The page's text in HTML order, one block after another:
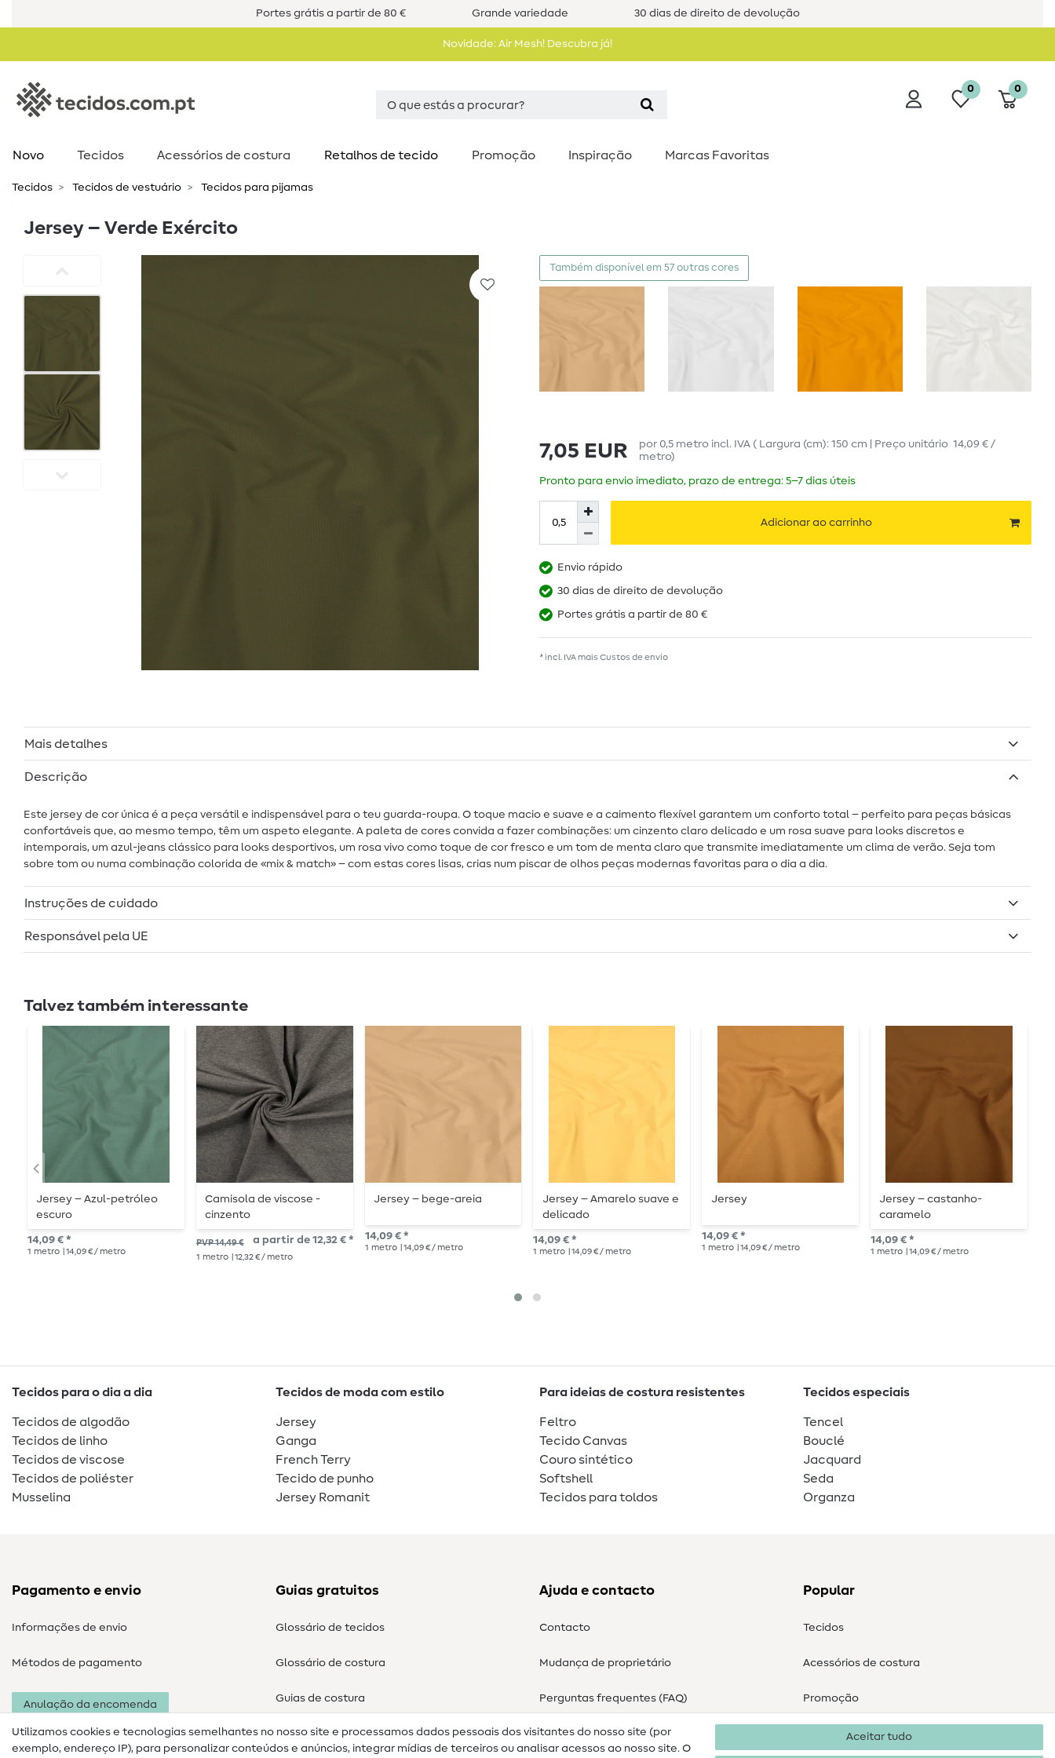
Portes grátis a partir de 80 € Grande variedade 30 dias de direito de devolução
Novidade: Air Mesh! Descubra já!
0 0
Novo Tecidos Acessórios de costura​ Retalhos de tecido Promoção Inspiração Marcas Favoritas
Tecidos Tecidos de vestuário Tecidos para pijamas
Jersey – Verde Exército
Também disponível em 57 outras cores
7,05 EUR por 0,5 metro incl. IVA ( Largura (cm): 150 cm | Preço unitário 14,09 € /
metro)
Pronto para envio imediato, prazo de entrega: 5–7 dias úteis
Adicionar ao carrinho
Envio rápido
30 dias de direito de devolução
Portes grátis a partir de 80 €
* incl. IVA mais Custos de envio
Mais detalhes
Descrição
Este jersey de cor única é a peça versátil e indispensável para o teu guarda-roupa. O toque macio e suave e a caimento flexível garantem um conforto total – perfeito para peças básicas
confortáveis que, ao mesmo tempo, têm um aspeto elegante. A paleta de cores convida a fazer combinações: um cinzento claro delicado e um rosa suave para looks discretos e
intemporais, um azul-jeans clássico para looks desportivos, um rosa vivo como toque de cor fresco e um tom de menta claro que transmite imediatamente um clima de verão. Seja tom
sobre tom ou numa combinação colorida de «mix & match» – com estas cores lisas, crias num piscar de olhos peças modernas favoritas para o dia a dia.
Instruções de cuidado
Responsável pela UE
Talvez também interessante
Jersey – Azul-petróleo
escuro
14,09 € *
1 metro | 14,09 € / metro
Camisola de viscose -
cinzento
PVP 14,49 € a partir de 12,32 € *
1 metro | 12,32 € / metro
Jersey – bege-areia
14,09 € *
1 metro | 14,09 € / metro
Jersey – Amarelo suave e
delicado
14,09 € *
1 metro | 14,09 € / metro
Jersey
14,09 € *
1 metro | 14,09 € / metro
Jersey – castanho-
caramelo
14,09 € *
1 metro | 14,09 € / metro
Tecidos para o dia a dia
Tecidos de algodão
Tecidos de linho
Tecidos de viscose
Tecidos de poliéster
Musselina
Tecidos de moda com estilo
Jersey
Ganga
French Terry
Tecido de punho
Jersey Romanit
Para ideias de costura resistentes
Feltro
Tecido Canvas
Couro sintético
Softshell
Tecidos para toldos
Tecidos especiais
Tencel
Bouclé
Jacquard
Seda
Organza
Pagamento e envio
Informações de envio
Métodos de pagamento
Anulação da encomenda
Guias gratuitos
Glossário de tecidos
Glossário de costura
Guias de costura
Ajuda e contacto
Contacto
Mudança de proprietário
Perguntas frequentes (FAQ)
Direito de cancelamento
Popular
Tecidos
Acessórios de costura
Promoção
Utilizamos cookies e tecnologias semelhantes no nosso site e processamos dados pessoais dos visitantes do nosso site (por
exemplo, endereço IP), para personalizar conteúdos e anúncios, integrar mídias de terceiros ou analisar acessos ao nosso site. O
Aceitar tudo